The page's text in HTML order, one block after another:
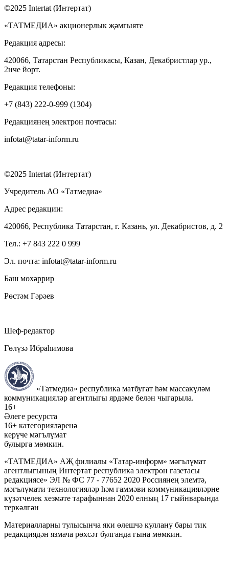
©2025 Intertat (Интертат)
«ТАТМЕДИА» акционерлык җәмгыяте
Редакция адресы:
420066, Татарстан Республикасы, Казан, Декабристлар ур.,
2нче йорт.
Редакция телефоны:
+7 (843) 222-0-999 (1304)
Редакциянең электрон почтасы:
infotat@tatar-inform.ru
©2025 Intertat (Интертат)
Учредитель АО «Татмедиа»
Адрес редакции:
420066, Республика Татарстан, г. Казань, ул. Декабристов, д. 2
Тел.: +7 843 222 0 999
Эл. почта: infotat@tatar-inform.ru
Баш мөхәррир
Рөстәм Гәрәев
Шеф-редактор
Гөлүзә Ибраһимова
«Татмедиа» республика матбугат һәм массакүләм
коммуникацияләр агентлыгы ярдәме белән чыгарыла.
16+
Әлеге ресурста
16+ категорияләренә
керүче мәгълүмат
булырга мөмкин.
«ТАТМЕДИА» АҖ филиалы «Татар-информ» мәгълүмат
агентлыгының Интертат республика электрон газетасы
редакциясе» ЭЛ № ФС 77 - 77652 2020 Россиянең элемтә,
мәгълүмати технологияләр һәм гаммәви коммуникацияләрне
күзәтчелек хезмәте тарафыннан 2020 елның 17 гыйнварында
теркәлгән
Материалларны тулысынча яки өлешчә куллану бары тик
редакциядән язмача рөхсәт булганда гына мөмкин.